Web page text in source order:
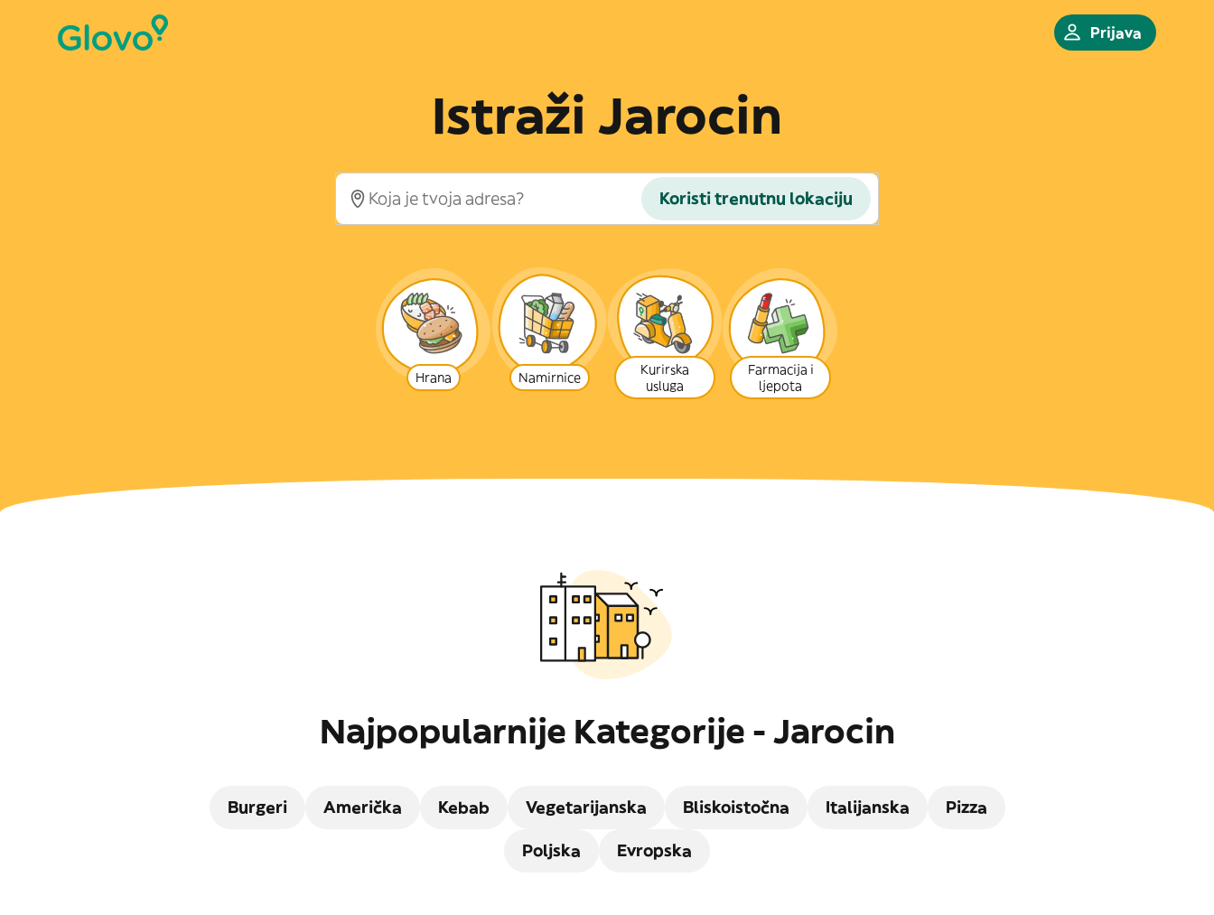
Prijava
Istraži Jarocin
Koristi trenutnu lokaciju
Hrana Namirnice
Kurirska
usluga
Farmacija i
ljepota
Najpopularnije Kategorije - Jarocin
Burgeri Američka Kebab Vegetarijanska Bliskoistočna Italijanska Pizza
Poljska Evropska